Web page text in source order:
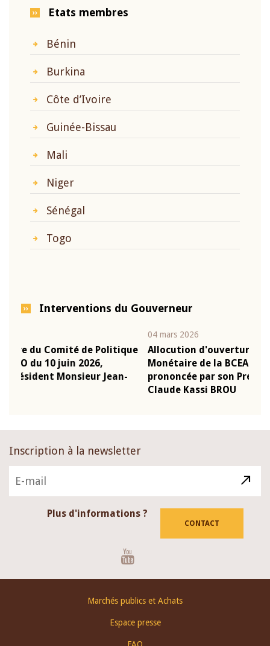
Etats membres
Bénin
Burkina
Côte d’Ivoire
Guinée-Bissau
Mali
Niger
Sénégal
Togo
Interventions du Gouverneur
Allocution d'ouverture du Comité de Politique
Monétaire de la BCEAO du 4 mars 2026,
prononcée par son Président Monsieur Jean-
Inscription à la newsletter
Plus d'informations ?
CONTACT
Marchés publics et Achats
Espace presse